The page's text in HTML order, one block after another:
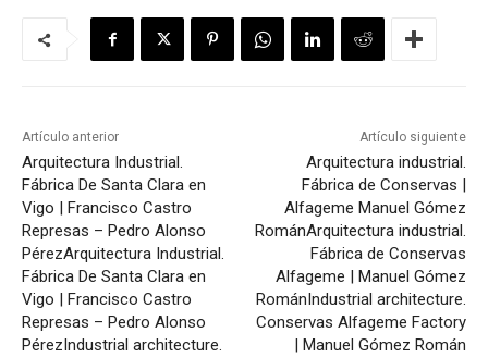
Artículo anterior
Arquitectura Industrial.
Fábrica De Santa Clara en
Vigo | Francisco Castro
Represas – Pedro Alonso
PérezArquitectura Industrial.
Fábrica De Santa Clara en
Vigo | Francisco Castro
Represas – Pedro Alonso
Pérez Industrial architecture.
Artículo siguiente
Arquitectura industrial.
Fábrica de Conservas |
Alfageme Manuel Gómez
RománArquitectura industrial.
Fábrica de Conservas
Alfageme | Manuel Gómez
Román Industrial architecture.
Conservas Alfageme Factory
| Manuel Gómez Román